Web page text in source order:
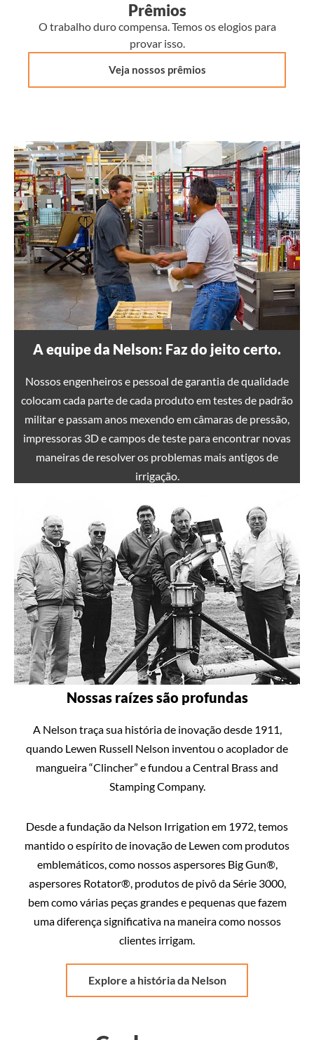
Prêmios
O trabalho duro compensa. Temos os elogios para
provar isso.
Veja nossos prêmios
A equipe da Nelson: Faz do jeito certo.
Nossos engenheiros e pessoal de garantia de qualidade
colocam cada parte de cada produto em testes de padrão
militar e passam anos mexendo em câmaras de pressão,
impressoras 3D e campos de teste para encontrar novas
maneiras de resolver os problemas mais antigos de
irrigação.
Nossas raízes são profundas
A Nelson traça sua história de inovação desde 1911,
quando Lewen Russell Nelson inventou o acoplador de
mangueira “Clincher” e fundou a Central Brass and
Stamping Company.
Desde a fundação da Nelson Irrigation em 1972, temos
mantido o espírito de inovação de Lewen com produtos
emblemáticos, como nossos aspersores Big Gun®,
aspersores Rotator®, produtos de pivô da Série 3000,
bem como várias peças grandes e pequenas que fazem
uma diferença significativa na maneira como nossos
clientes irrigam.
Explore a história da Nelson